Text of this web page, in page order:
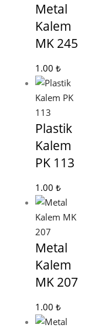
Metal
Kalem
MK 245
1.00 ₺
Plastik
Kalem
PK 113
1.00 ₺
Metal
Kalem
MK 207
1.00 ₺